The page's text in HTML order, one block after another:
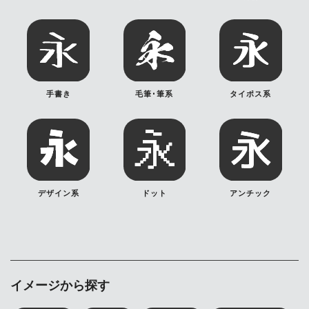
手書き 毛筆･筆系 タイポス系
デザイン系 ドット アンチック
イメージから探す